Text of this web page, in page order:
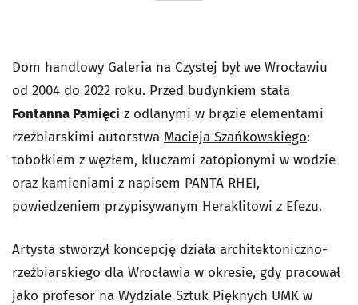
Dom handlowy Galeria na Czystej był we Wrocławiu
od 2004 do 2022 roku. Przed budynkiem stała
Fontanna Pamięci z odlanymi w brązie elementami
rzeźbiarskimi autorstwa Macieja Szańkowskiego:
tobołkiem z węzłem, kluczami zatopionymi w wodzie
oraz kamieniami z napisem PANTA RHEI,
powiedzeniem przypisywanym Heraklitowi z Efezu.
Artysta stworzył koncepcję działa architektoniczno-
rzeźbiarskiego dla Wrocławia w okresie, gdy pracował
jako profesor na Wydziale Sztuk Pięknych UMK w